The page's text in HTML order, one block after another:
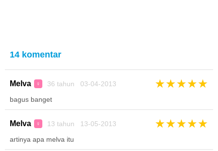
14 komentar
Melva ♀ 36 tahun 03-04-2013 ★★★★★
bagus banget
Melva ♀ 13 tahun 13-05-2013 ★★★★★
artinya apa melva itu